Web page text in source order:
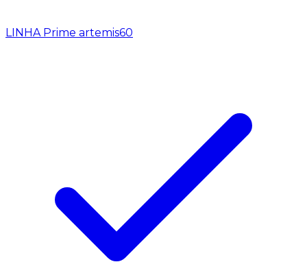
LINHA Prime artemis60